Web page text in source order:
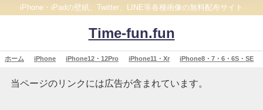
iPhone・iPadの壁紙、Twitter、LINE等各種画像の無料配布サイト
Time-fun.fun
ホーム iPhone iPhone12・12Pro iPhone11・Xr iPhone8・7・6・6S・SE
当ページのリンクには広告が含まれています。